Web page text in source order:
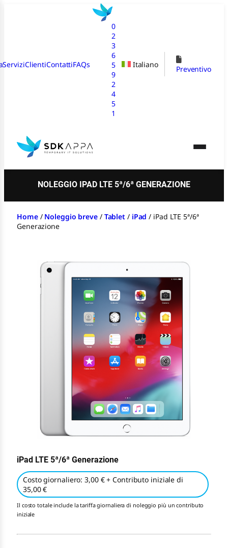
ServiziClientiContattiFAQs
0
2
3
6
5
9
2
4
5
1
Italiano Preventivo
NOLEGGIO IPAD LTE 5ª/6ª GENERAZIONE
Home/ Noleggio breve/ Tablet / iPad / iPad LTE 5ª/6ª
Generazione
iPad LTE 5ª/6ª Generazione
Costo giornaliero: 3,00 € + Contributo iniziale di
35,00 €
Il costo totale include la tariffa giornaliera di noleggio più un contributo
iniziale